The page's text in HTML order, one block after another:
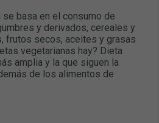
se basa en el consumo de
y derivados, cereales y
frutos secos, aceites y grasas
vegetarianas hay? Dieta
amplia y la que siguen la
de los alimentos de